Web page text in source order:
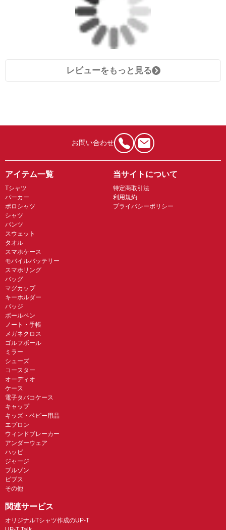
レビューをもっと見る
お問い合わせ
アイテム一覧
Tシャツ
パーカー
ポロシャツ
シャツ
パンツ
スウェット
タオル
スマホケース
モバイルバッテリー
スマホリング
バッグ
マグカップ
キーホルダー
バッジ
ボールペン
ノート・手帳
メガネクロス
ゴルフボール
ミラー
シューズ
コースター
オーディオ
ケース
電子タバコケース
キャップ
キッズ・ベビー用品
エプロン
ウィンドブレーカー
アンダーウェア
ハッピ
ジャージ
ブルゾン
ビブス
その他
当サイトについて
特定商取引法
利用規約
プライバシーポリシー
関連サービス
オリジナルTシャツ作成のUP-T